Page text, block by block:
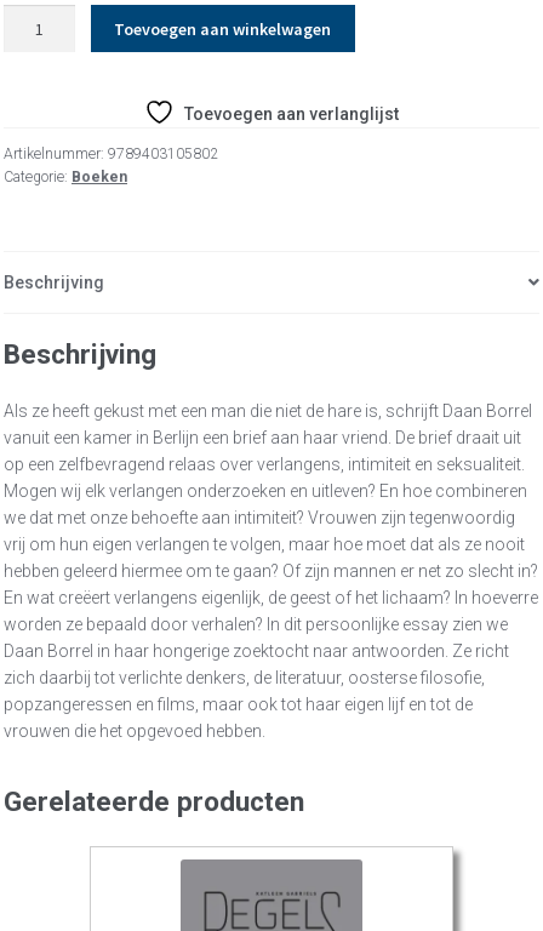
Toevoegen aan winkelwagen
Toevoegen aan verlanglijst
Artikelnummer: 9789403105802
Categorie: Boeken
Beschrijving
Beschrijving
Als ze heeft gekust met een man die niet de hare is, schrijft Daan Borrel
vanuit een kamer in Berlijn een brief aan haar vriend. De brief draait uit
op een zelfbevragend relaas over verlangens, intimiteit en seksualiteit.
Mogen wij elk verlangen onderzoeken en uitleven? En hoe combineren
we dat met onze behoefte aan intimiteit? Vrouwen zijn tegenwoordig
vrij om hun eigen verlangen te volgen, maar hoe moet dat als ze nooit
hebben geleerd hiermee om te gaan? Of zijn mannen er net zo slecht in?
En wat creëert verlangens eigenlijk, de geest of het lichaam? In hoeverre
worden ze bepaald door verhalen? In dit persoonlijke essay zien we
Daan Borrel in haar hongerige zoektocht naar antwoorden. Ze richt
zich daarbij tot verlichte denkers, de literatuur, oosterse filosofie,
popzangeressen en films, maar ook tot haar eigen lijf en tot de
vrouwen die het opgevoed hebben.
Gerelateerde producten